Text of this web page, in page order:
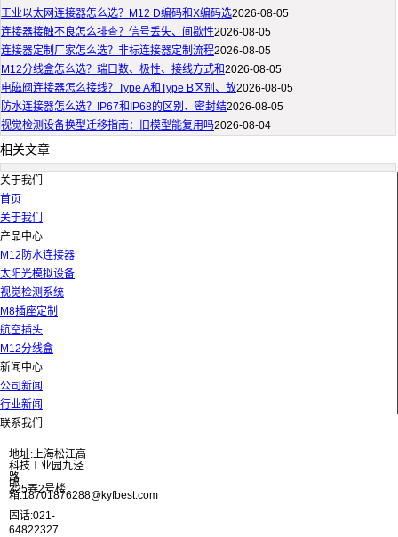
工业以太网连接器怎么选？M12 D编码和X编码选2026-08-05
连接器接触不良怎么排查？信号丢失、间歇性2026-08-05
连接器定制厂家怎么选？非标连接器定制流程2026-08-05
M12分线盒怎么选？端口数、极性、接线方式和2026-08-05
电磁阀连接器怎么接线？Type A和Type B区别、故2026-08-05
防水连接器怎么选？IP67和IP68的区别、密封结2026-08-05
视觉检测设备换型迁移指南：旧模型能复用吗2026-08-04
相关文章
关于我们
首页
关于我们
产品中心
M12防水连接器
太阳光模拟设备
视觉检测系统
M8插座定制
航空插头
M12分线盒
新闻中心
公司新闻
行业新闻
联系我们
地址:上海松江高
科技工业园九泾
路
325弄2号楼
邮
箱:18701876288@kyfbest.com
固话:021-
64822327